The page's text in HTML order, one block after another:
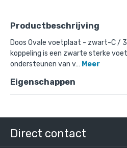
Productbeschrijving
Doos Ovale voetplaat - zwart-C /
koppeling is een zwarte sterke
ondersteunen van v… Meer
Eigenschappen
€ 15,67 incl. BTW
€ 12,95 excl. BTW
Direct contact